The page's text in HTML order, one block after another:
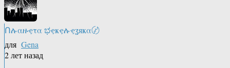
Ոሉαዙҿτα ಭҿҝҿሉҿʓяҝα〄
для Gena
2 лет назад